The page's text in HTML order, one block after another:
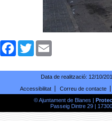
ComparteixFacebookTwitter
Data de realització: 12/10/
Accessibilitat
Correu de contacte
© Ajuntament de Blanes |
Passeig Dintre 29 |